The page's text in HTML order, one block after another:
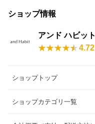
ショップ情報
アンド ハビット
4.72
ショップトップ
ショップカテゴリ一覧